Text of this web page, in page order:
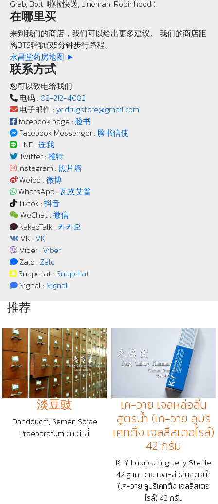
Grab, Bolt, 啦啦快送, Lineman, Robinhood ).
在哪里买
来到我们的商店，我们可以给出更多建议。 我们的商店距
离BTS轻轨仅5分钟步行路程。
永昌堂药房地图 ►
联系方式
您可以致电给我们
电码 : 02-212-4082
电子邮件 : yc.drugstore@gmail.com
facebook page : 脸书
Facebook Messenger : 脸书信使
LINE : 连我
Twitter : 推特
Instagram : 照片墙
Weibo : 微博
WhatsApp : 瓦次艾普
Tiktok : 抖音
WeChat : 微信
KakaoTalk : 카카오
VK : VK
Viber : Viber
Zalo : Zalo
Snapchat : Snapchat
Signal : Signal
推荐
淡豆豉
Dandouchi, Semen Sojae
Praeparatum ตาเต่าสี่
เค-วาย เจลหล่อลื่น
สูตรน้ำ (เค-วาย ลูบริ
เคทติ้ง เจลลี่สเตอไรล์)
42 กรัม
K-Y Lubricating Jelly Sterile
42 g เค-วาย เจลหล่อลื่นสูตรน้ำ
(เค-วาย ลูบริเคทติ้ง เจลลี่สเตอ
ไรล์) 42 กรัม